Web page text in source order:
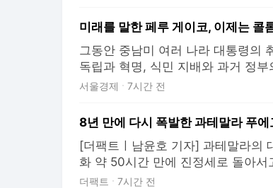
다. 이 장면은 소셜미디어를 통해 생
졌습니다.
그동안 중남미 여러 나라 대통령의
독립과 혁명, 식민 지배와 과거 정
새로운 시대를 약속했지만, 오래된
인지 구체적으로 밝힌 연설은 드물
리 페루
서울경제 7시간 전
8년 만에 다시 폭발한 과테말라 푸
[더팩트ㅣ남윤호 기자] 과테말라의
화 약 50시간 만에 진정세로 돌아
일(현지시간) 푸에고 화산의 폭발이
더팩트 7시간 전